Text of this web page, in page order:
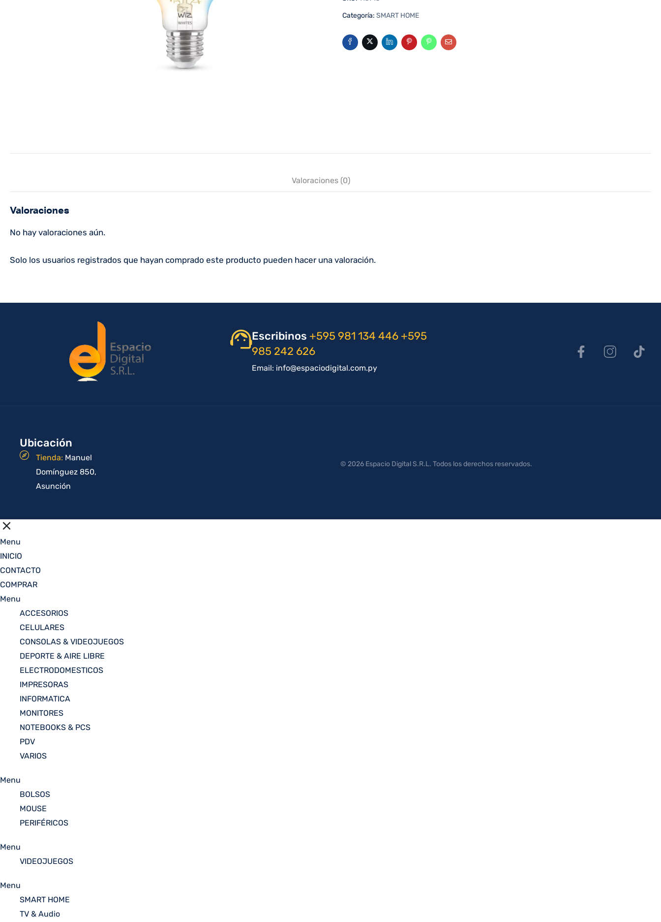
Categoría: SMART HOME
Valoraciones (0)
Valoraciones
No hay valoraciones aún.
Solo los usuarios registrados que hayan comprado este producto pueden hacer una valoración.
Escribinos +595 981 134 446 +595
985 242 626
Email: info@espaciodigital.com.py
Ubicación
Tienda: Manuel
Domínguez 850,
Asunción
© 2026 Espacio Digital S.R.L. Todos los derechos reservados.
Menu
INICIO
CONTACTO
COMPRAR
Menu
ACCESORIOS
CELULARES
CONSOLAS & VIDEOJUEGOS
DEPORTE & AIRE LIBRE
ELECTRODOMESTICOS
IMPRESORAS
INFORMATICA
MONITORES
NOTEBOOKS & PCS
PDV
VARIOS
Menu
BOLSOS
MOUSE
PERIFÉRICOS
Menu
VIDEOJUEGOS
Menu
SMART HOME
TV & Audio